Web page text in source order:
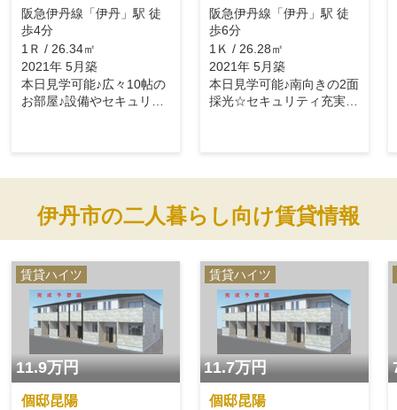
阪急伊丹線「伊丹」駅 徒
歩4分
1Ｒ / 26.34㎡
2021年 5月築
本日見学可能♪広々10帖の
お部屋♪設備やセキュリテ
阪急伊丹線「伊丹」駅 徒
歩6分
1Ｋ / 26.28㎡
2021年 5月築
本日見学可能♪南向きの2面
採光☆セキュリティ充実で
伊丹市の二人暮らし向け賃貸情報
賃貸ハイツ
11.9万円
個邸昆陽
賃貸ハイツ
11.7万円
個邸昆陽